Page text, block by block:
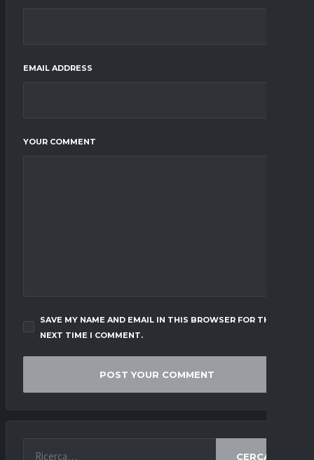
EMAIL ADDRESS
YOUR COMMENT
SAVE MY NAME AND EMAIL IN THIS BROWSER FOR THE
NEXT TIME I COMMENT.
CERCA